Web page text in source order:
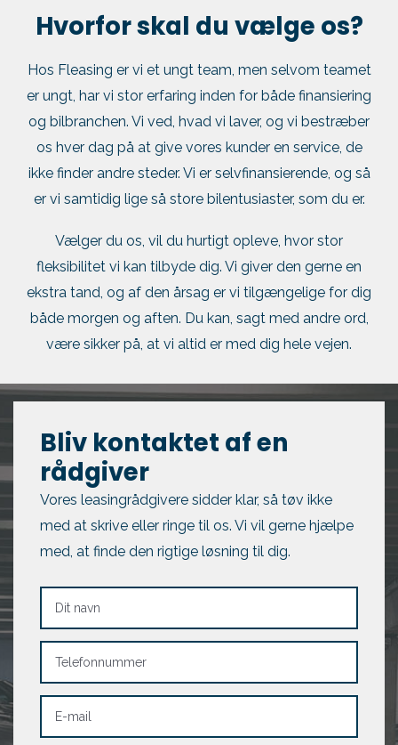
Hvorfor skal du vælge os?
Hos Fleasing er vi et ungt team, men selvom teamet
er ungt, har vi stor erfaring inden for både finansiering
og bilbranchen. Vi ved, hvad vi laver, og vi bestræber
os hver dag på at give vores kunder en service, de
ikke finder andre steder. Vi er selvfinansierende, og så
er vi samtidig lige så store bilentusiaster, som du er.
Vælger du os, vil du hurtigt opleve, hvor stor
fleksibilitet vi kan tilbyde dig. Vi giver den gerne en
ekstra tand, og af den årsag er vi tilgængelige for dig
både morgen og aften. Du kan, sagt med andre ord,
være sikker på, at vi altid er med dig hele vejen.
Bliv kontaktet af en
rådgiver
Vores leasingrådgivere sidder klar, så tøv ikke
med at skrive eller ringe til os. Vi vil gerne hjælpe
med, at finde den rigtige løsning til dig.